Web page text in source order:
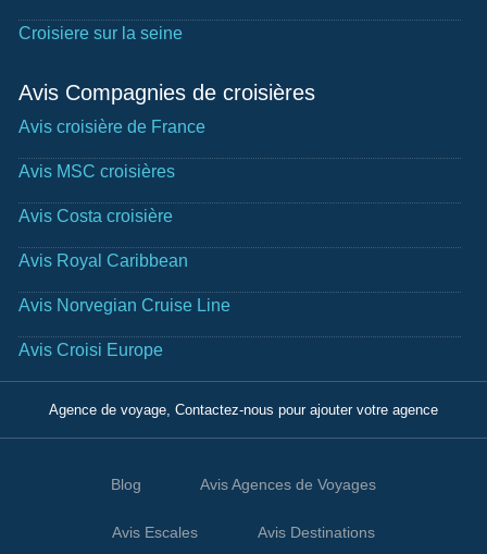
Croisiere sur la seine
Avis Compagnies de croisières
Avis croisière de France
Avis MSC croisières
Avis Costa croisière
Avis Royal Caribbean
Avis Norvegian Cruise Line
Avis Croisi Europe
Agence de voyage, Contactez-nous pour ajouter votre agence
Blog Avis Agences de Voyages
Avis Escales Avis Destinations